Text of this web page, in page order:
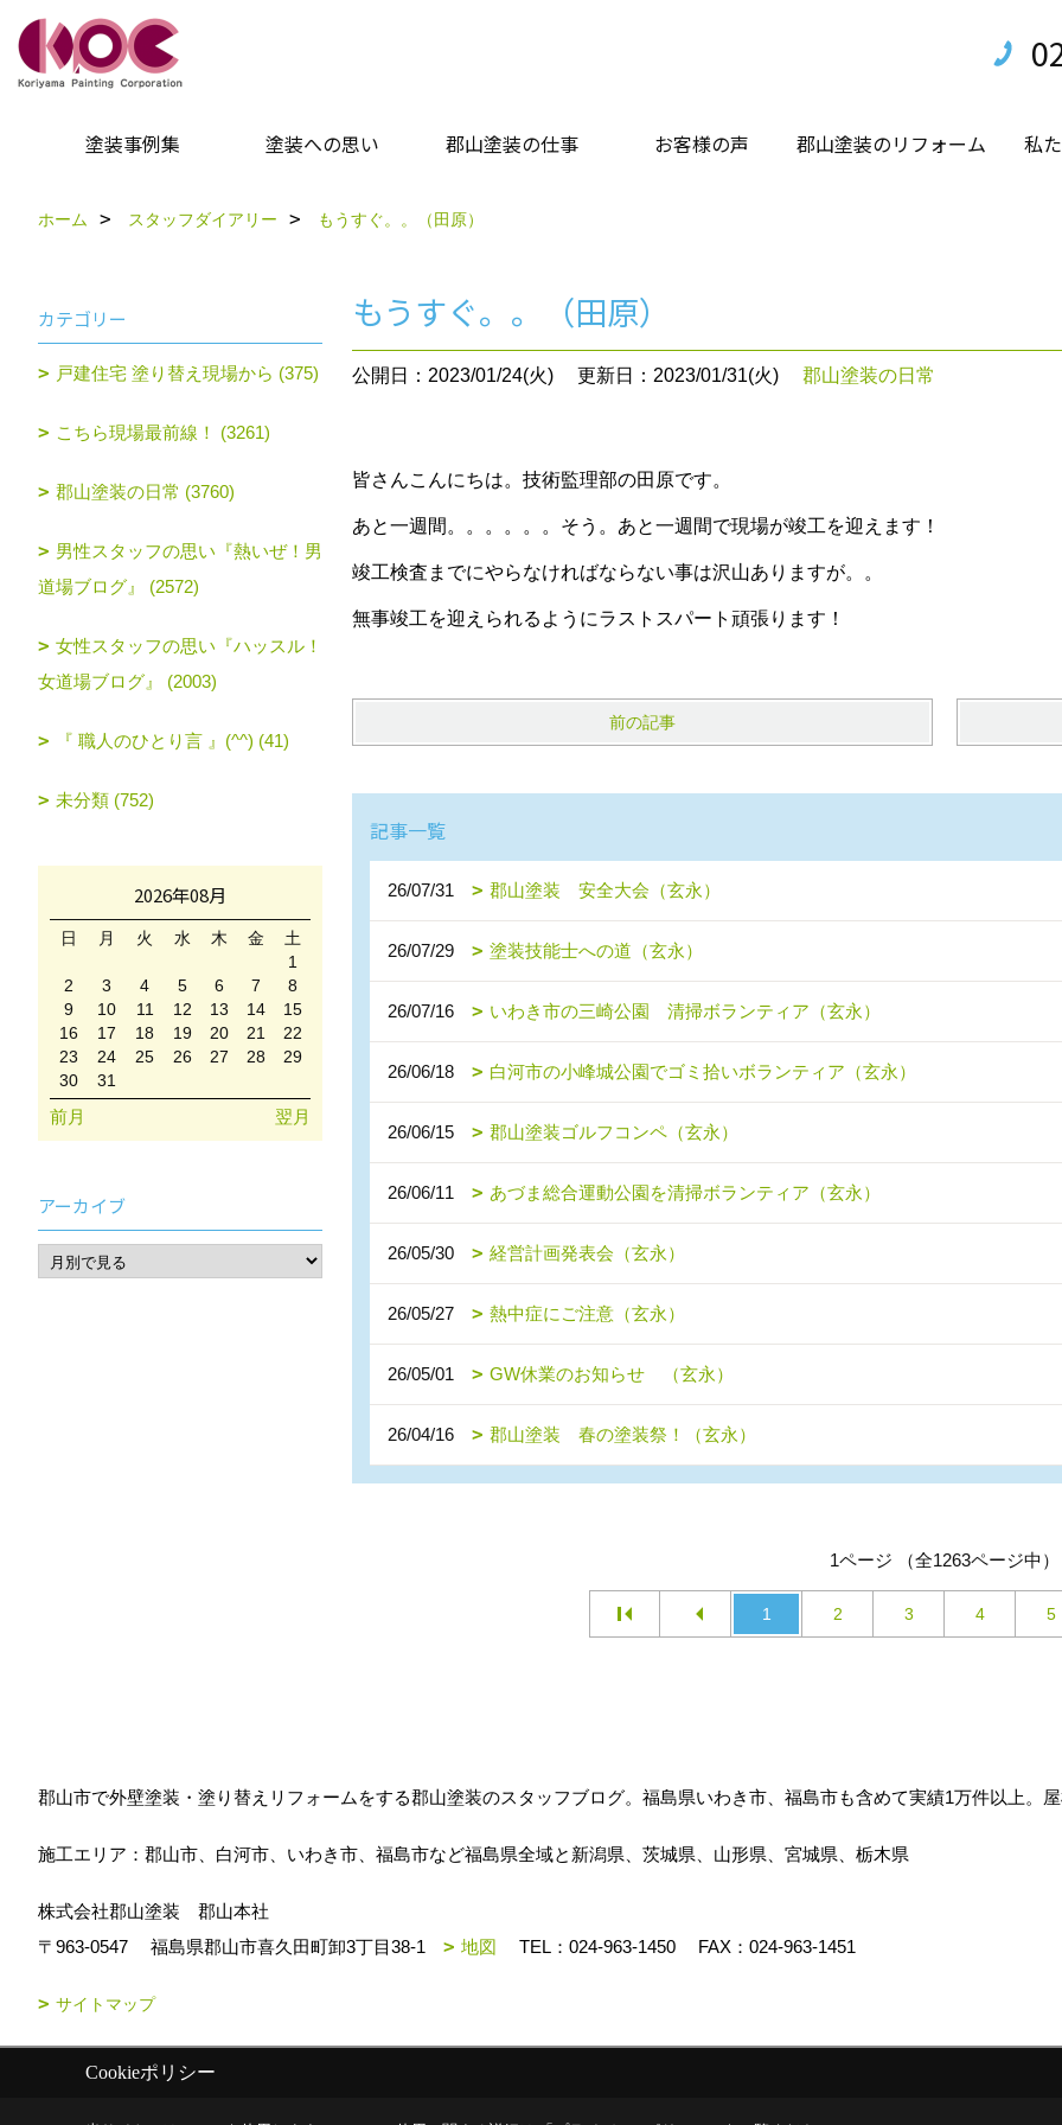
塗装事例集 塗装への思い 郡山塗装の仕事 お客様の声 郡山塗装のリフォーム 私
ホーム スタッフダイアリー もうすぐ。。（田原）
もうすぐ。。（田原）
公開日：2023/01/24(火) 更新日：2023/01/31(火) 郡山塗装の日常
皆さんこんにちは。技術監理部の田原です。
あと一週間。。。。。。そう。あと一週間で現場が竣工を迎えます！
竣工検査までにやらなければならない事は沢山ありますが。。
無事竣工を迎えられるようにラストスパート頑張ります！
前の記事
記事一覧
26/07/31 郡山塗装 安全大会（玄永）
26/07/29 塗装技能士への道（玄永）
26/07/16 いわき市の三崎公園 清掃ボランティア（玄永）
26/06/18 白河市の小峰城公園でゴミ拾いボランティア（玄永）
26/06/15 郡山塗装ゴルフコンペ（玄永）
26/06/11 あづま総合運動公園を清掃ボランティア（玄永）
26/05/30 経営計画発表会（玄永）
26/05/27 熱中症にご注意（玄永）
26/05/01 GW休業のお知らせ （玄永）
26/04/16 郡山塗装 春の塗装祭！（玄永）
1ページ （全1263ページ中）
1 2 3 4 5
カテゴリー
戸建住宅 塗り替え現場から (375)
こちら現場最前線！ (3261)
郡山塗装の日常 (3760)
男性スタッフの思い『熱いぜ！男
道場ブログ』 (2572)
女性スタッフの思い『ハッスル！
女道場ブログ』 (2003)
『 職人のひとり言 』(^^) (41)
未分類 (752)
2026年08月
日 月 火 水 木 金
土
1
2
3 4 5 6 7
8
9
10 11 12 13 14
15
16
17 18 19 20 21
22
23
24 25 26 27 28
29
30
31
前月 翌月
アーカイブ
郡山市で外壁塗装・塗り替えリフォームをする郡山塗装のスタッフブログ。福島県いわき市、福島市も含めて実績1万件以上。
施工エリア：郡山市、白河市、いわき市、福島市など福島県全域と新潟県、茨城県、山形県、宮城県、栃木県
株式会社郡山塗装 郡山本社
〒963-0547
福島県郡山市喜久田町卸3丁目38-1 地図 TEL： 024-963-1450 FAX：024-963-1451
サイトマップ
Copyright (c) k-toso. All Rights Reserved.
Cookieポリシー